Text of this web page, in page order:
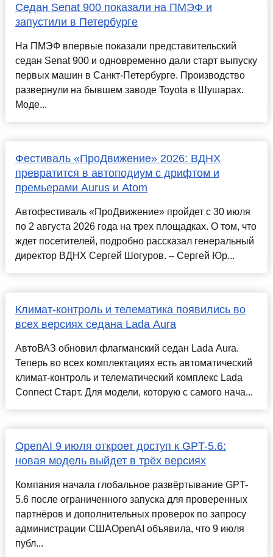
Седан Senat 900 показали на ПМЭФ и
запустили в Петербурге
На ПМЭФ впервые показали представительский
седан Senat 900 и одновременно дали старт выпуску
первых машин в Санкт-Петербурге. Производство
развернули на бывшем заводе Toyota в Шушарах.
Моде...
Фестиваль «ПроДвижение» 2026: ВДНХ
превратится в автоподиум с дрифтом и
премьерами Aurus и Atom
Автофестиваль «ПроДвижение» пройдет с 30 июля
по 2 августа 2026 года на трех площадках. О том, что
ждет посетителей, подробно рассказал генеральный
директор ВДНХ Cергей Шогуров. – Сергей Юр...
Климат-контроль и телематика появились во
всех версиях седана Lada Aura
АвтоВАЗ обновил флагманский седан Lada Aura.
Теперь во всех комплектациях есть автоматический
климат-контроль и телематический комплекс Lada
Connect Старт. Для модели, которую с самого нача...
OpenAI 9 июля откроет доступ к GPT-5.6:
новая модель выйдет в трёх версиях
Компания начала глобальное развёртывание GPT-
5.6 после ограниченного запуска для проверенных
партнёров и дополнительных проверок по запросу
администрации СШАOpenAI объявила, что 9 июля
публ...